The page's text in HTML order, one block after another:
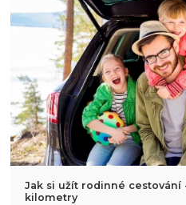
Jak si užít rodinné cestování
kilometry